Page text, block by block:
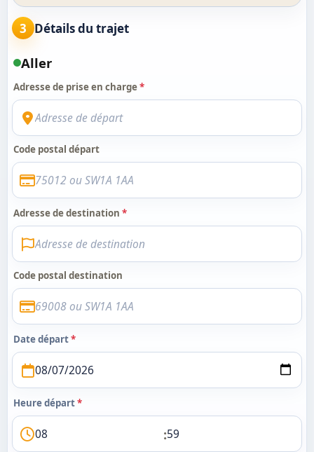
3 Détails du trajet
Aller
Adresse de prise en charge*
Code postal départ
Adresse de destination *
Code postal destination
Date départ*
Heure départ*
: